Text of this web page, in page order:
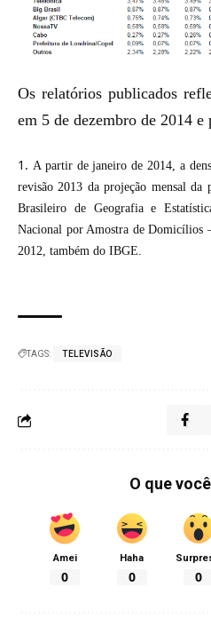
Os relatórios publicados
em 5 de dezembro de 2014 e
A partir de janeiro de 2014, a
revisão 2013 da projeção mensal da
Brasileiro de Geografia e
Nacional por Amostra de Domicílios
2012, também do IBGE.
TAGS: TELEVISÃO
O que
Amei
0
Haha
0 0